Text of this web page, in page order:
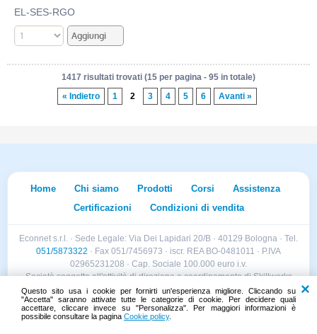
Questo sito usa i cookie per fornirti un'esperienza migliore. Cliccando su
"Accetta" saranno attivate tutte le categorie di cookie. Per decidere quali
accettare, cliccare invece su "Personalizza". Per maggiori informazioni è
possibile consultare la pagina Cookie policy.
EL-SES-RGO
1417 risultati trovati (15 per pagina - 95 in totale)
« Indietro
1 2 3 4 5 6 Avanti »
Home Chi siamo Prodotti Corsi
Assistenza
Certificazioni
Condizioni di vendita
Econnet s.r.l. · Sede Legale: Via Dei Lapidari 20/B · 40129 Bologna · Tel.
051/5873322 · Fax 051/7456973 · iscr. REA BO-0481011 · P.IVA
02965231208 · Cap. Sociale 100.000 euro i.v.
Società soggetta all'attività di direzione e coordinamento di Skillworks
Holding s.r.l. · Sede Legale: Via Vittorio Emanuele II 28 · Roncadelle (BS)
- C.F. 04151440981